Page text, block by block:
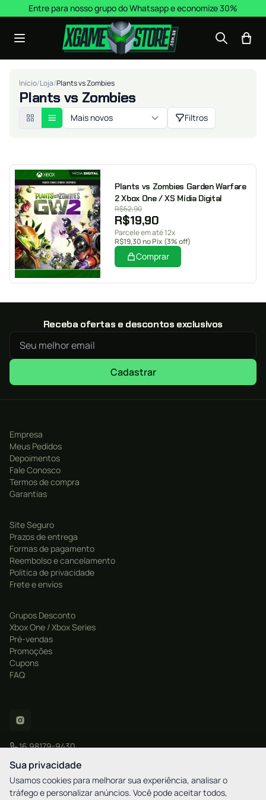
Pular para o conteúdo
Entre para nosso grupo do Whatsapp e economize 30%
Início/Loja/Plants vs Zombies
Plants vs Zombies
Mais novos Filtros
Plants vs Zombies Garden Warfare
2 Xbox One / XS Mídia Digital
R$52,90
R$19,90
Parcele em até 12x
R$19,30no Pix (3% off)
Comprar
Receba ofertas e descontos exclusivos
Cadastrar
Empresa
Meus Pedidos
Depoimentos
Fale Conosco
Termos de compra
Garantias
Site Seguro
Prazos de entrega
Formas de pagamento
Reembolso e cancelamento
Politica de privacidade
Frete e envíos
Grupos Desconto
Xbox One / Xbox Series
Pré-vendas
Promoções
Cupons
FAQ
16 98179-9430
Sua privacidade
Usamos cookies para melhorar sua experiência, analisar o
tráfego e personalizar anúncios. Você pode aceitar todos,